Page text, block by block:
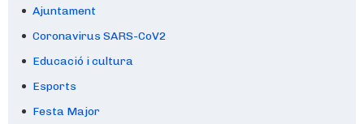
Ajuntament
Coronavirus SARS-CoV2
Educació i cultura
Esports
Festa Major